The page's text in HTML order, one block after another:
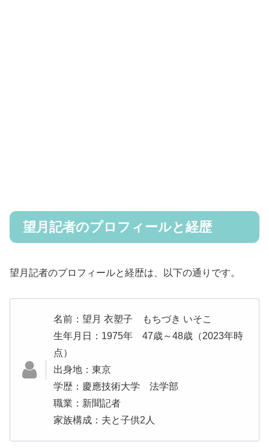
望月記者のプロフィールと経歴
望月記者のプロフィールと経歴は、以下の通りです。
名前：望月 衣塑子 もちづき いそこ
生年月日：1975年 47歳～48歳（2023年時
点）
出身地：東京
学歴：慶應技術大学 法学部
職業：新聞記者
家族構成：夫と子供2人